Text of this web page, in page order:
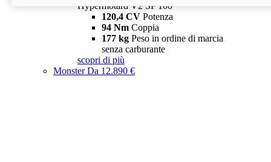
Hypermotard V2 SP 100
120,4 CV Potenza
94 Nm Coppia
177 kg Peso in ordine di marcia
senza carburante
scopri di più
MonsterDa 12.890 €